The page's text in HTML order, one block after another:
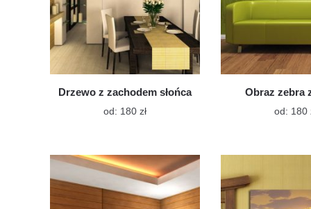
Drzewo z zachodem słońca
od: 180 złTen
wiele
wariantów.
Opcje
można
Obraz zebra
od: 180